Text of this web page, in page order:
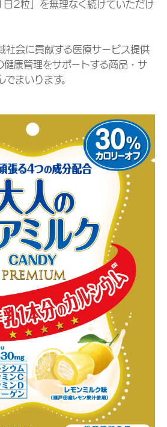
日2粒」を無理なく続けていただけ
会に貢献する医療サービス提供
健康管理をサポートする商品・サ
まいります。